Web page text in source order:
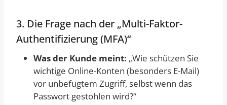
3. Die Frage nach der „Multi-Faktor-
Authentifizierung (MFA)“
Was der Kunde meint: „Wie schützen Sie
wichtige Online-Konten (besonders E-Mail)
vor unbefugtem Zugriff, selbst wenn das
Passwort gestohlen wird?“